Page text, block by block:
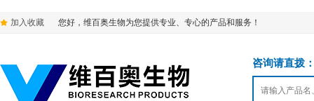
加入收藏 您好，维百奥生物为您提供专业、专心的产品和服务！
咨询请直拨